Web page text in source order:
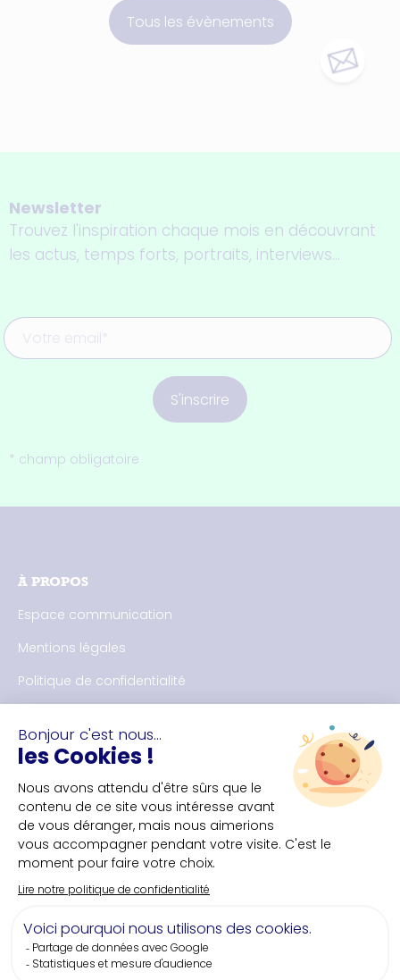
Tous les évènements
Newsletter
Trouvez l'inspiration chaque mois en découvrant
les actus, temps forts, portraits, interviews...
S'inscrire
* champ obligatoire
À PROPOS
Espace communication
Mentions légales
Politique de confidentialité
NOUS CONTACTER
+33(0)2 40 35 55 **
NOUS SUIVRE